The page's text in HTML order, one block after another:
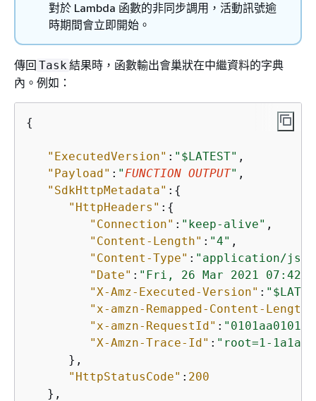
對於 Lambda 函數的非同步調用，活動訊號逾
時期間會立即開始。
傳回 Task結果時，函數輸出會巢狀在中繼資料的字典
內。例如：
{
"ExecutedVersion" : "$LATEST" ,
"Payload" : "FUNCTION OUTPUT" ,
"SdkHttpMetadata" : {
"HttpHeaders" : {
"Connection" : "keep-alive" ,
"Content-Length" : "4" ,
"Content-Type" : "application/
"Date" : "Fri, 26 Mar 2021
"X-Amz-Executed-Version" :
"x-amzn-Remapped-Content-Length"
"x-amzn-RequestId" : "0101aa0101-
"X-Amzn-Trace-Id" : "root=1-
      },
"HttpStatusCode" : 200
   },